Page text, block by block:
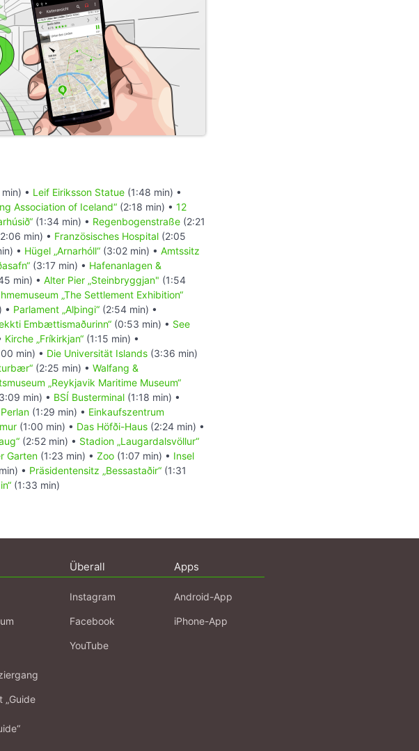
• Leif Eiriksson Statue (1:48 min) •
Association of Iceland“ (2:18 min) • 12
(1:34 min) • Regenbogenstraße (2:21
min) • Französisches Hospital (2:05
• Hügel „Arnarhóll“ (3:02 min) • Amtssitz
(3:17 min) • Hafenanlagen &
min) • Alter Pier „Steinbryggjan" (1:54
„The Settlement Exhibition“
• Parlament „Alþingi“ (2:54 min) •
Embættismaðurinn“ (0:53 min) • See
Kirche „Fríkirkjan“ (1:15 min) •
min) • Die Universität Islands (3:36 min)
(2:25 min) • Walfang &
„Reykjavik Maritime Museum“
min) • BSÍ Busterminal (1:18 min) •
Perlan (1:29 min) • Einkaufszentrum
(1:00 min) • Das Höfði-Haus (2:24 min) •
(2:52 min) • Stadion „Laugardalsvöllur“
Garten (1:23 min) • Zoo (1:07 min) • Insel
• Präsidentensitz „Bessastaðir“ (1:31
(1:33 min)
„Guide
Überall
Instagram
Facebook
YouTube
Apps
Android-App
iPhone-App